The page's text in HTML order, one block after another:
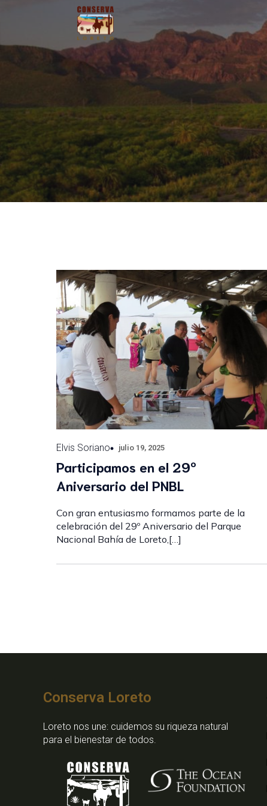
Elvis Soriano julio 19, 2025
Participamos en el 29º
Aniversario del PNBL
Con gran entusiasmo formamos parte de la
celebración del 29º Aniversario del Parque
Nacional Bahía de Loreto,[…]
Conserva Loreto
Loreto nos une: cuidemos su riqueza natural
para el bienestar de todos.